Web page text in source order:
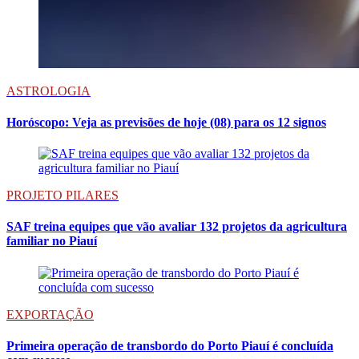
ASTROLOGIA
Horóscopo: Veja as previsões de hoje (08) para os 12 signos
PROJETO PILARES
SAF treina equipes que vão avaliar 132 projetos da agricultura
familiar no Piauí
EXPORTAÇÃO
Primeira operação de transbordo do Porto Piauí é concluída